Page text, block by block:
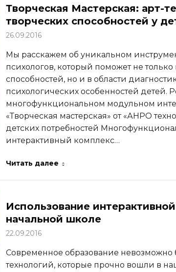
Творческая Мастерская: арт-
творческих способностей у
26.09.2016
Мы расскажем об уникальном
психологов, который поможет не только
способностей, но и в области
психологических особенностей детей.
многофункциональном модульном
«Творческая мастерская» от «АНРО
детских потребностей
интерактивный комплекс…
Читать далее
Использование
начальной школе
22.09.2016
Современное образование
технологий, которые прочно вошли в